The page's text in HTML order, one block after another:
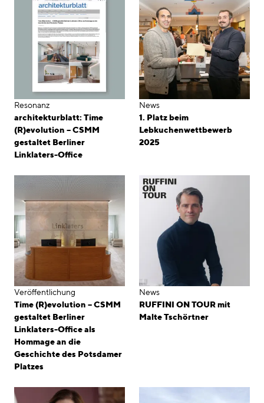
Resonanz
architekturblatt: Time
(R)evolution – CSMM
gestaltet Berliner
Linklaters-Office
News
1. Platz beim
Lebkuchenwettbewerb
2025
Veröffentlichung
Time (R)evolution – CSMM
gestaltet Berliner
Linklaters-Office als
Hommage an die
Geschichte des Potsdamer
Platzes
News
RUFFINI ON TOUR mit
Malte Tschörtner